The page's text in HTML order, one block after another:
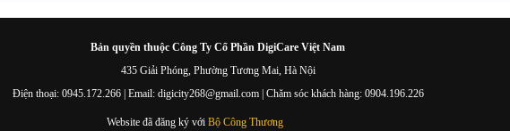
Bản quyền thuộc Công Ty Cổ Phần DigiCare Việt Nam
435 Giải Phóng, Phường Tương Mai, Hà Nội
Điện thoại: 0945.172.266 | Email: digicity268@gmail.com | Chăm sóc khách hàng: 0904.196.226
Website đã đăng ký với Bộ Công Thương